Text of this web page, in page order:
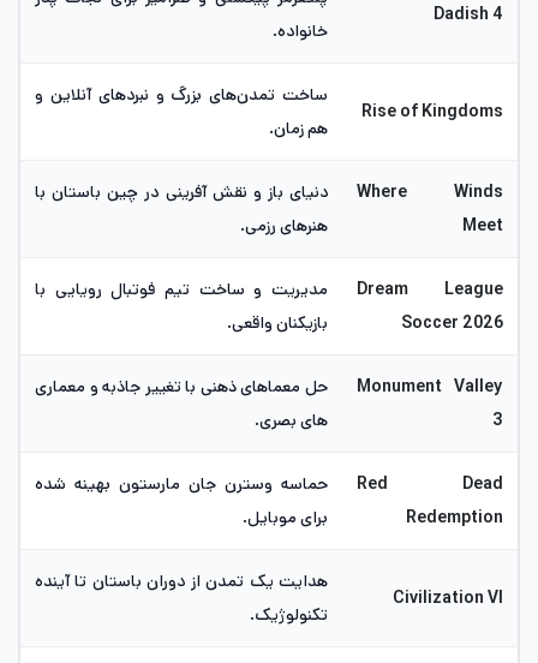
Dadish 4
خانواده.
Rise of Kingdoms
ساخت تمدن‌های بزرگ و نبردهای آنلاین و
هم زمان.
Where Winds
Meet
دنیای باز و نقش آفرینی در چین باستان با
هنرهای رزمی.
Dream League
Soccer 2026
مدیریت و ساخت تیم فوتبال رویایی با
بازیکنان واقعی.
Monument Valley
3
حل معماهای ذهنی با تغییر جاذبه و معماری
های بصری.
Red Dead
Redemption
حماسه وسترن جان مارستون بهینه شده
برای موبایل.
Civilization VI
هدایت یک تمدن از دوران باستان تا آینده
تکنولوژیک.